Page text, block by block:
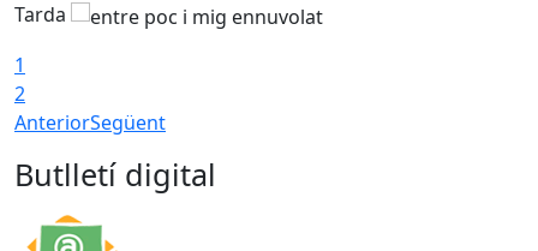
Tarda
1
2
AnteriorSegüent
Butlletí digital